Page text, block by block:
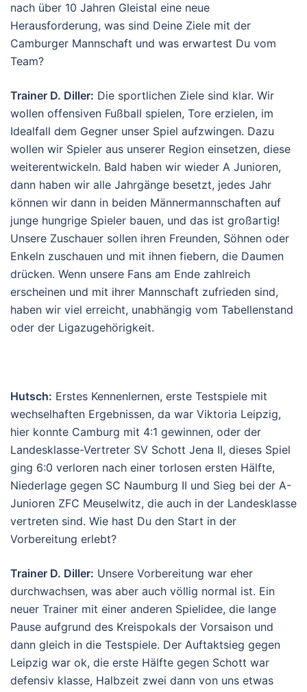
nach über 10 Jahren Gleistal eine neue
Herausforderung, was sind Deine Ziele mit der
Camburger Mannschaft und was erwartest Du vom
Team?
Trainer D. Diller: Die sportlichen Ziele sind klar. Wir
wollen offensiven Fußball spielen, Tore erzielen, im
Idealfall dem Gegner unser Spiel aufzwingen. Dazu
wollen wir Spieler aus unserer Region einsetzen, diese
weiterentwickeln. Bald haben wir wieder A Junioren,
dann haben wir alle Jahrgänge besetzt, jedes Jahr
können wir dann in beiden Männermannschaften auf
junge hungrige Spieler bauen, und das ist großartig!
Unsere Zuschauer sollen ihren Freunden, Söhnen oder
Enkeln zuschauen und mit ihnen fiebern, die Daumen
drücken. Wenn unsere Fans am Ende zahlreich
erscheinen und mit ihrer Mannschaft zufrieden sind,
haben wir viel erreicht, unabhängig vom Tabellenstand
oder der Ligazugehörigkeit.
Hutsch: Erstes Kennenlernen, erste Testspiele mit
wechselhaften Ergebnissen, da war Viktoria Leipzig,
hier konnte Camburg mit 4:1 gewinnen, oder der
Landesklasse-Vertreter SV Schott Jena II, dieses Spiel
ging 6:0 verloren nach einer torlosen ersten Hälfte,
Niederlage gegen SC Naumburg II und Sieg bei der A-
Junioren ZFC Meuselwitz, die auch in der Landesklasse
vertreten sind. Wie hast Du den Start in der
Vorbereitung erlebt?
Trainer D. Diller: Unsere Vorbereitung war eher
durchwachsen, was aber auch völlig normal ist. Ein
neuer Trainer mit einer anderen Spielidee, die lange
Pause aufgrund des Kreispokals der Vorsaison und
dann gleich in die Testspiele. Der Auftaktsieg gegen
Leipzig war ok, die erste Hälfte gegen Schott war
defensiv klasse, Halbzeit zwei dann von uns etwas